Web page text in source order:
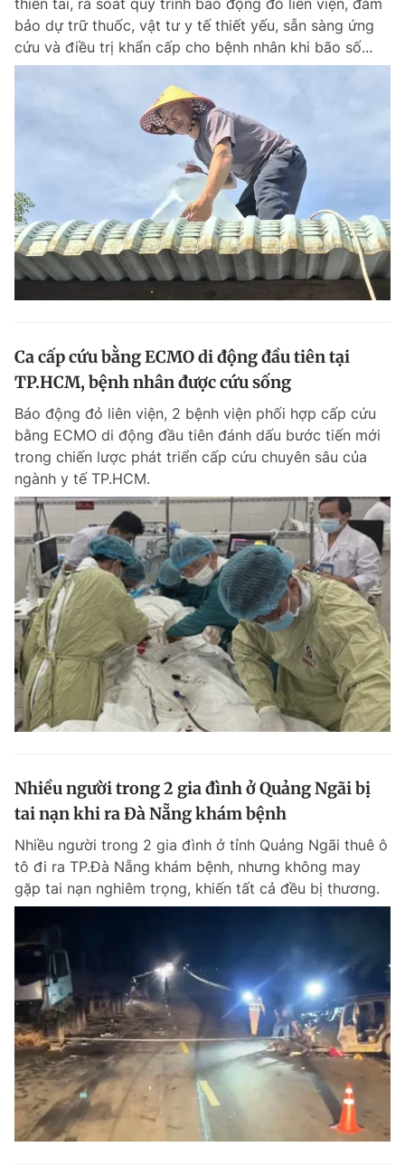
thiên tai, rà soát quy trình báo động đỏ liên viện, đảm
bảo dự trữ thuốc, vật tư y tế thiết yếu, sẵn sàng ứng
cứu và điều trị khẩn cấp cho bệnh nhân khi bão số...
Ca cấp cứu bằng ECMO di động đầu tiên tại
TP.HCM, bệnh nhân được cứu sống
Báo động đỏ liên viện, 2 bệnh viện phối hợp cấp cứu
bằng ECMO di động đầu tiên đánh dấu bước tiến mới
trong chiến lược phát triển cấp cứu chuyên sâu của
ngành y tế TP.HCM.
Nhiều người trong 2 gia đình ở Quảng Ngãi bị
tai nạn khi ra Đà Nẵng khám bệnh
Nhiều người trong 2 gia đình ở tỉnh Quảng Ngãi thuê ô
tô đi ra TP.Đà Nẵng khám bệnh, nhưng không may
gặp tai nạn nghiêm trọng, khiến tất cả đều bị thương.